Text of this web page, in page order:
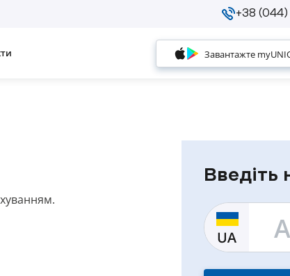
+38
Завантажте
Введіть